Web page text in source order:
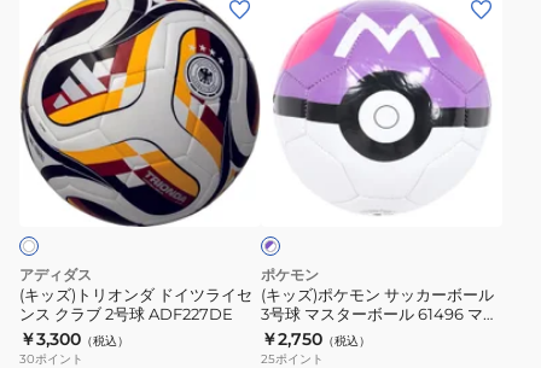
ニ
ADFM130
ニ
レ
ADFM140BU
750ZK
ズ)
ト
リ
オ
ン
ド
イ
ツ
ラ
イ
アディダス
(キッズ)トリオンダ ドイツライセ
ンス クラブ 2号球 ADF227DE
￥3,300 （税込）
30ポイント
ズ)
ポ
ケ
ッ
カ
ー
ボ
ー
パ
ー
プ
ル
ホ
ワ
イ
ト
ポケモン
(キッズ)ポケモン サッカーボール
3号球 マスターボール 61496 マス
ターボール3ゴウ
￥2,750 （税込）
25ポイント